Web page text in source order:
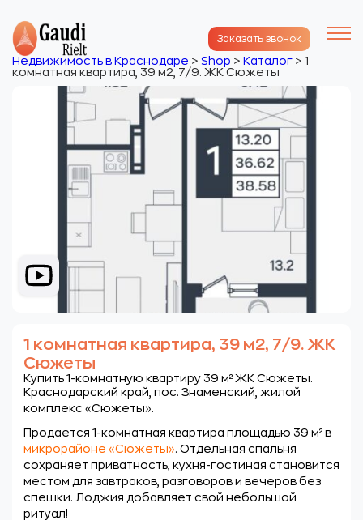
Заказать звонок
Недвижимость в Краснодаре > Shop > Каталог > 1
комнатная квартира, 39 м2, 7/9. ЖК Сюжеты
1 комнатная квартира, 39 м2, 7/9. ЖК
Сюжеты
Купить 1-комнатную квартиру 39 м² ЖК Сюжеты.
Краснодарский край, пос. Знаменский, жилой
комплекс «Сюжеты».
Продается 1-комнатная квартира площадью 39 м² в
микрорайоне «Сюжеты». Отдельная спальня
сохраняет приватность, кухня-гостиная становится
местом для завтраков, разговоров и вечеров без
спешки. Лоджия добавляет свой небольшой
ритуал!